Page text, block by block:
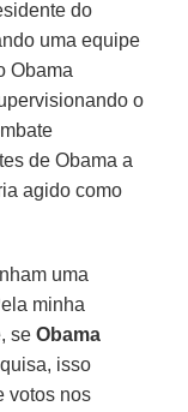
do
uma equipe
Obama
o
de Obama a
agido como
uma
minha
seObama
isso
votos nos